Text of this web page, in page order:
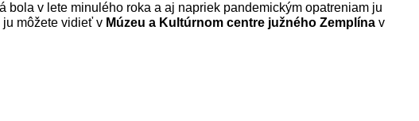
v lete minulého roka a aj napriek pandemickým opatreniam ju
môžete vidieť v Múzeu a Kultúrnom centre južného Zemplína v